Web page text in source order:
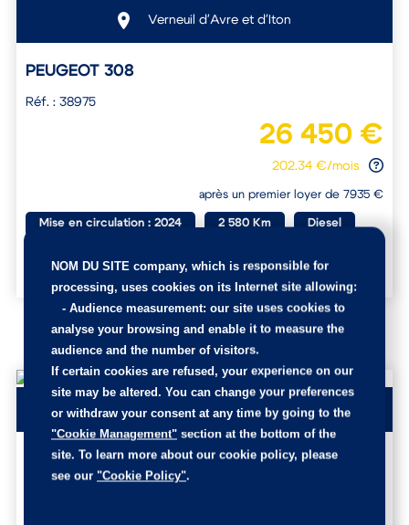
Verneuil d'Avre et d'Iton
PEUGEOT 308
Réf. : 38975
26 450 €
202.34 €/mois
après un premier loyer de 7935 €
Mise en circulation : 2024 2 580 Km Diesel
Mayenne
PEUGEOT 308
NOM DU SITE company, which is responsible for
processing, uses cookies on its Internet site allowing:
- Audience measurement: our site uses cookies to
analyse your browsing and enable it to measure the
audience and the number of visitors.
If certain cookies are refused, your experience on our
site may be altered. You can change your preferences
or withdraw your consent at any time by going to the
"Cookie Management" section at the bottom of the
site. To learn more about our cookie policy, please
see our "Cookie Policy".